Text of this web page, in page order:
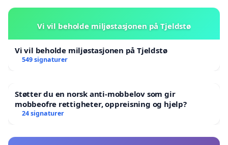
Vi vil beholde miljøstasjonen på Tjeldstø
Vi vil beholde miljøstasjonen på Tjeldstø
549 signaturer
Støtter du en norsk anti-mobbelov som gir
mobbeofre rettigheter, oppreisning og hjelp?
24 signaturer